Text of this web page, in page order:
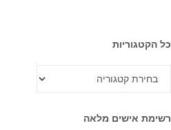
כל הקטגוריות
הקטגוריות
רשימת אישים מלאה